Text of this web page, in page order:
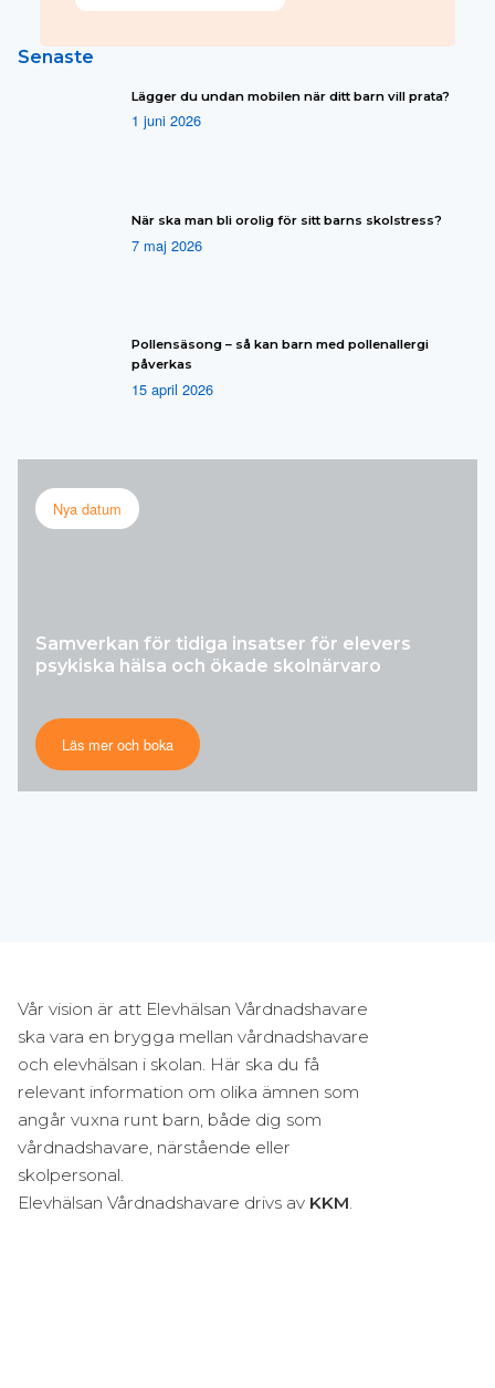
Senaste
Lägger du undan mobilen när ditt barn vill prata?
1 juni 2026
När ska man bli orolig för sitt barns skolstress?
7 maj 2026
Pollensäsong – så kan barn med pollenallergi
påverkas
15 april 2026
Nya datum
Samverkan för tidiga insatser för elevers
psykiska hälsa och ökade skolnärvaro
Läs mer och boka
Vår vision är att Elevhälsan Vårdnadshavare
ska vara en brygga mellan vårdnadshavare
och elevhälsan i skolan. Här ska du få
relevant information om olika ämnen som
angår vuxna runt barn, både dig som
vårdnadshavare, närstående eller
skolpersonal.
Elevhälsan Vårdnadshavare drivs av KKM